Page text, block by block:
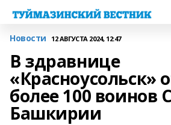
Новости 12 АВГУСТА 2024, 12:47
В здравнице
«Красноусольск»
более 100 воинов
Башкирии